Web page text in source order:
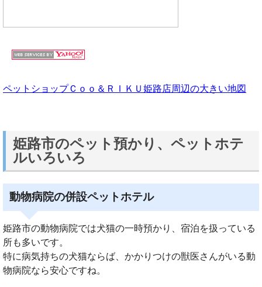
ペットショップＣｏｏ＆ＲＩＫＵ姫路店周辺の大きい地図
姫路市のペット預かり、ペットホテ
ルいろいろ
動物病院の併設ペットホテル
姫路市の動物病院では犬猫の一時預かり、宿泊を扱っている
所も多いです。
特に病気持ちの犬猫ならば、かかりつけの獣医さんがいる動
物病院なら安心ですね。